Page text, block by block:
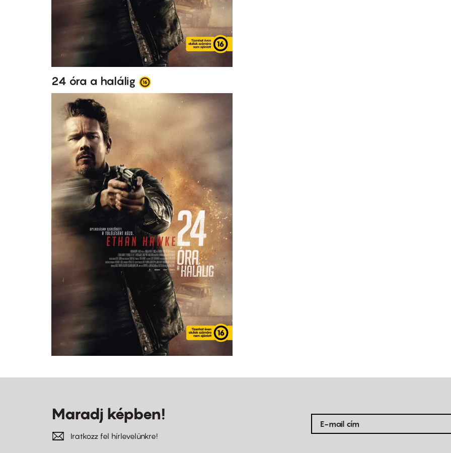
24 óra a halálig
Maradj képben!
Iratkozz fel hírlevelünkre!